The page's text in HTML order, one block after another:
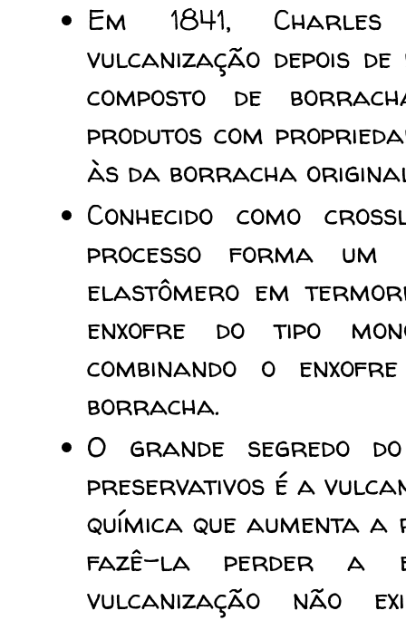
Em 1841,
vulcanização depois
composto de
produtos com
às da borracha
Conhecido como
processo forma um
elastômero em
enxofre do tipo
combinando o
borracha.
O grande segredo
preservativos é a
química que aumenta
fazê-la perder a
vulcanização não